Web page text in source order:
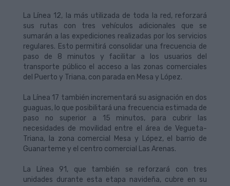
La Línea 12, la más utilizada de toda la red, reforzará
sus rutas con tres vehículos adicionales que se
sumarán a las expediciones realizadas por los servicios
regulares. Esto permitirá consolidar una frecuencia de
paso de 8 minutos y facilitar a los usuarios del
transporte público el acceso a las zonas comerciales
del Puerto y Triana, con parada en Mesa y López.
La Línea 17 también incrementará su asignación en dos
guaguas, lo que posibilitará una frecuencia estimada de
paso no superior a 15 minutos, para cubrir las
necesidades de movilidad entre el área de Vegueta-
Triana, la zona comercial Mesa y López, el barrio de
Guanarteme y el centro comercial Las Arenas.
La Línea 91, que también se reforzará con tres
unidades durante esta etapa navideña, cubre en su